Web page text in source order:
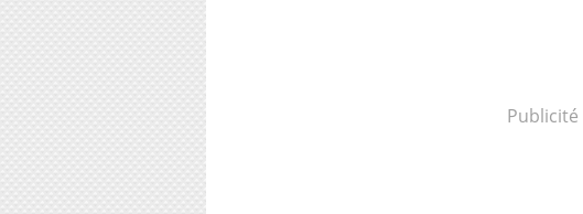
Publicité